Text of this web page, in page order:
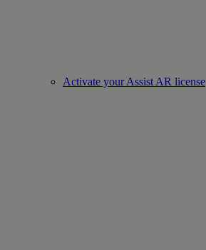
Activate your Assist AR license